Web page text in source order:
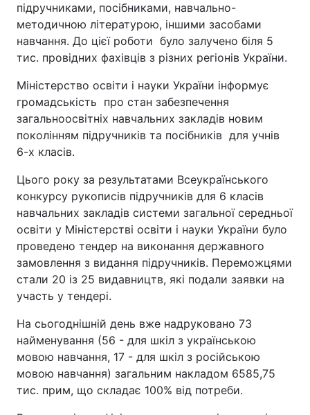
підручниками, посібниками, навчально-
методичною літературою, іншими засобами
навчання. До цієї роботи було залучено біля 5
тис. провідних фахівців з різних регіонів України.
Міністерство освіти і науки України інформує
громадськість про стан забезпечення
загальноосвітніх навчальних закладів новим
поколінням підручників та посібників для учнів
6-х класів.
Цього року за результатами Всеукраїнського
конкурсу рукописів підручників для 6 класів
навчальних закладів системи загальної середньої
освіти у Міністерстві освіти і науки України було
проведено тендер на виконання державного
замовлення з видання підручників. Переможцями
стали 20 із 25 видавництв, які подали заявки на
участь у тендері.
На сьогоднішній день вже надруковано 73
найменування (56 - для шкіл з українською
мовою навчання, 17 - для шкіл з російською
мовою навчання) загальним накладом 6585,75
тис. прим, що складає 100% від потреби.